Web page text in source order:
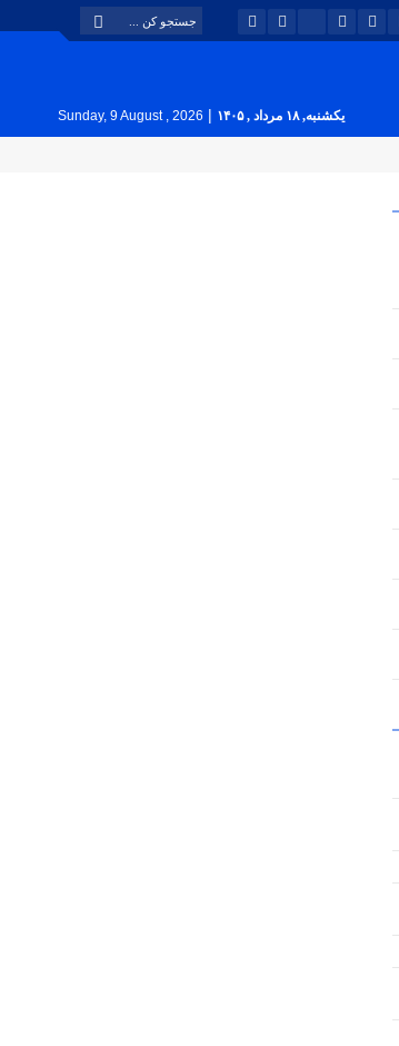
یکشنبه, ۱۸ مرداد , ۱۴۰۵ |
Sunday, 9 August , 2026